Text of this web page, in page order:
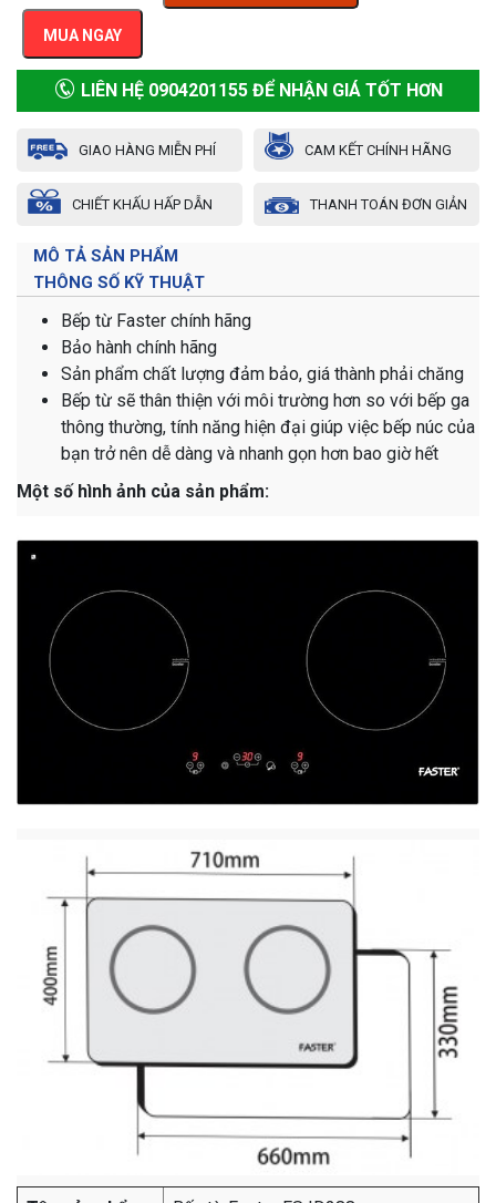
MUA NGAY
LIÊN HỆ 0904201155 ĐỂ NHẬN GIÁ TỐT HƠN
GIAO HÀNG MIỄN PHÍ CAM KẾT CHÍNH HÃNG
CHIẾT KHẤU HẤP DẪN THANH TOÁN ĐƠN GIẢN
MÔ TẢ SẢN PHẨM
THÔNG SỐ KỸ THUẬT
Bếp từ Faster chính hãng
Bảo hành chính hãng
Sản phẩm chất lượng đảm bảo, giá thành phải chăng
Bếp từ sẽ thân thiện với môi trường hơn so với bếp ga
thông thường, tính năng hiện đại giúp việc bếp núc của
bạn trở nên dễ dàng và nhanh gọn hơn bao giờ hết
Một số hình ảnh của sản phẩm: